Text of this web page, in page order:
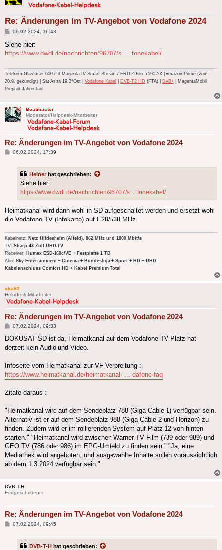
Re: Änderungen im TV-Angebot von Vodafone 2024
Beitrag
06.02.2024, 16:48
Siehe hier:
https://www.dwdl.de/nachrichten/96707/s ... fonekabel/
Telekom Glasfaser 600 mit MagentaTV Smart Stream / FRITZ!Box 7590 AX | Amazon Prime (zum
20.9. gekündigt) | Sat Astra 19,2°Ost | Vodafone Kabel DVB-T2 HD (FTA) | DAB+ | MagentaMobil
Prepaid Jahrestarif
Beatmaster
Moderator/Helpdesk-Mitarbeiter
Re: Änderungen im TV-Angebot von Vodafone 2024
Beitrag
06.02.2024, 17:39
Heiner hat geschrieben:
Siehe hier:
https://www.dwdl.de/nachrichten/96707/s ... fonekabel/
Heimatkanal wird dann wohl in SD aufgeschaltet werden und ersetzt wohl
die Vodafone TV (Infokarte) auf E29/538 MHz.
Kabelnetz: Netz Hildesheim (Alfeld). 862 MHz und 1000 Mbit/s
TV: Sharp 43 Zoll UHD-TV
Receiver: Humax ESD-160c/VE + Festplatte 1 TB
Abo: Sky Entertainment + Cinema + Bundesliga + Sport + HD + UHD
Kabelanschluss Comfort HD + Kabel Premium Total
cka82
Helpdesk-Mitarbeiter
Re: Änderungen im TV-Angebot von Vodafone 2024
Beitrag
07.02.2024, 09:33
DOKUSAT SD ist da, Heimatkanal auf dem Vodafone TV Platz hat
derzeit kein Audio und Video.
Infoseite vom Heimatkanal zur VF Verbreitung :
https://www.heimatkanal.de/heimatkanal- ... dafone-faq
Zitate daraus :
"Heimatkanal wird auf dem Sendeplatz 788 (Giga Cable 1) verfügbar sein.
Alternativ ist er auf dem Sendeplatz 988 (Giga Cable 2 und Horizon) zu
finden. Zudem wird er im rollierenden System auf Platz 12 von hinten
starten." "Heimatkanal wird zwischen Warner TV Film (789 oder 989) und
GEO TV (786 oder 986) im EPG-Umfeld zu finden sein." "Ja, eine
Mediathek wird angeboten, und ausgewählte Inhalte sollen voraussichtlich
ab dem 1.3.2024 verfügbar sein."
DVB-T-H
Fortgeschrittener
Re: Änderungen im TV-Angebot von Vodafone 2024
Beitrag
07.02.2024, 09:45
DVB-T-H hat geschrieben: